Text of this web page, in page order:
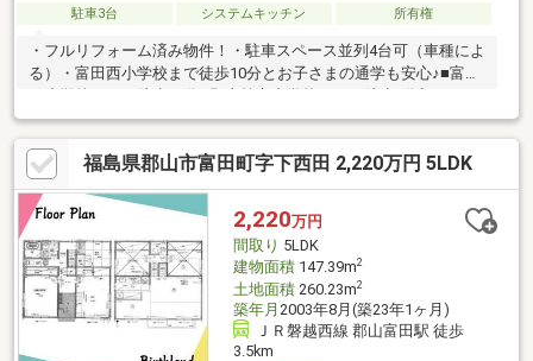
駐車3台
システムキッチン 所有権
・フルリフォーム済み物件！・駐車スペース並列4台可（車種によ
る）・富田西小学校まで徒歩10分とお子さまの通学も安心♪■富田
住宅購入だからこそ、お家の事・銀行の事、解りやすくサポート
いたします。◆『頭金 0円』『車のローンが残ってる』『転職し
たばかり』そんな方もご購入可能です！◆経験豊富な弊社スタッ
フがご購入のサポートを致します！◆平日、土日祝、夜間やお仕
事帰りでも内覧可ＬＩＮＥからもお気軽にお問い合わせできます♪
福島県郡山市富田町字下西田 2,220万円 5LDK
2,220万円
間取り 5LDK
建物面積147.39m2
土地面積260.23m2
築年月 2003年8月(築23年1ヶ月)
ＪＲ磐越西線 郡山富田駅 徒歩
3.5km